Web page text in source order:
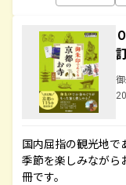
国内屈指の観光地で
季節を楽しみながら
冊です。